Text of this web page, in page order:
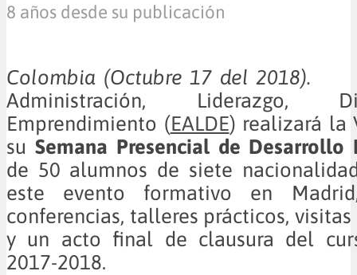
8 años desde su publicación
Colombia (Octubre 17 del 2018).
Administración, Liderazgo,
Emprendimiento (EALDE) realizará la
su Semana Presencial de Desarrollo
de 50 alumnos de siete
este evento formativo en
conferencias, talleres prácticos,
y un acto final de clausura del
2017-2018.